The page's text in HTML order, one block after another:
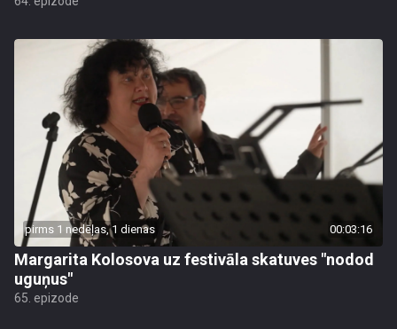
pirms 1 nedēļas, 1 dienas 00:03:16
Margarita Kolosova uz festivāla skatuves "nodod
uguņus"
65. epizode